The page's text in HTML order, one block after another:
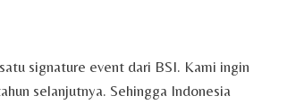
signature event dari BSI. Kami ingin
selanjutnya. Sehingga Indonesia